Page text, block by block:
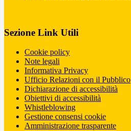
Sezione Link Utili
Cookie policy
Note legali
Informativa Privacy
Ufficio Relazioni con il Pubblico
Dichiarazione di accessibilità
Obiettivi di accessibilità
Whistleblowing
Gestione consensi cookie
Amministrazione trasparente